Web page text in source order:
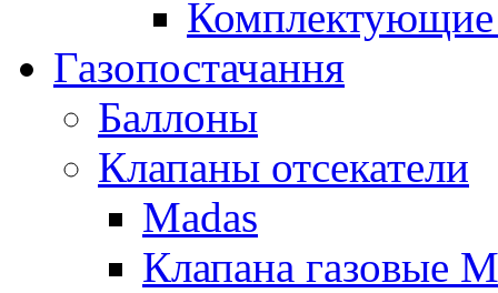
Комплектующие
Газопостачання
Баллоны
Клапаны отсекатели
Madas
Клапана газовые